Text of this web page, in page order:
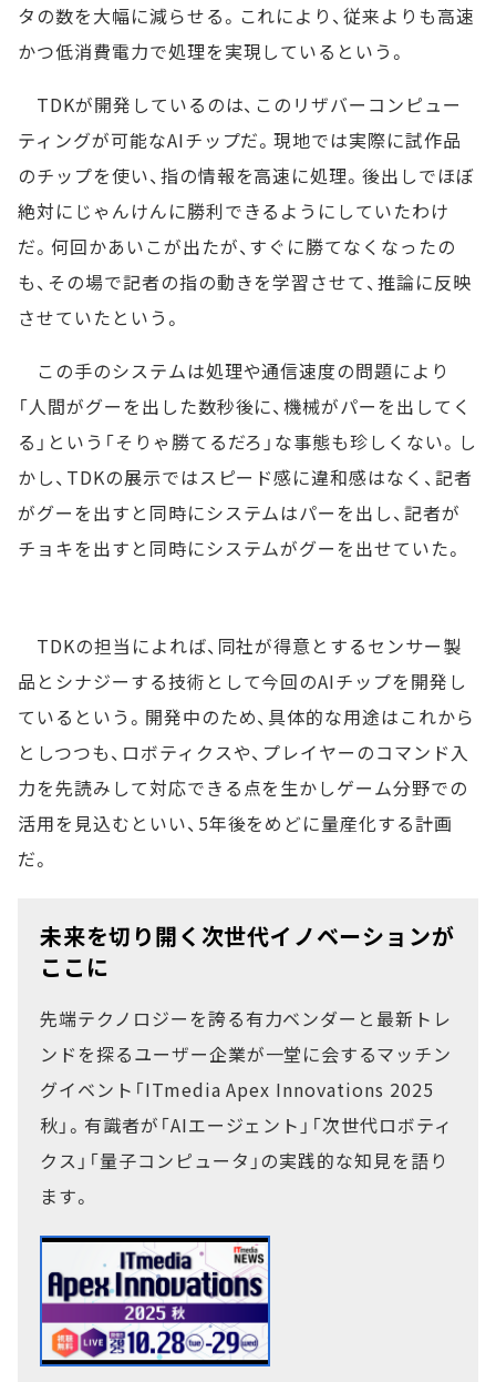
タの数を大幅に減らせる。これにより、従来よりも高速
かつ低消費電力で処理を実現しているという。
TDKが開発しているのは、このリザバーコンピュー
ティングが可能なAIチップだ。現地では実際に試作品
のチップを使い、指の情報を高速に処理。後出しでほぼ
絶対にじゃんけんに勝利できるようにしていたわけ
だ。何回かあいこが出たが、すぐに勝てなくなったの
も、その場で記者の指の動きを学習させて、推論に反映
させていたという。
この手のシステムは処理や通信速度の問題により
「人間がグーを出した数秒後に、機械がパーを出してく
る」という「そりゃ勝てるだろ」な事態も珍しくない。し
かし、TDKの展示ではスピード感に違和感はなく、記者
がグーを出すと同時にシステムはパーを出し、記者が
チョキを出すと同時にシステムがグーを出せていた。
TDKの担当によれば、同社が得意とするセンサー製
品とシナジーする技術として今回のAIチップを開発し
ているという。開発中のため、具体的な用途はこれから
としつつも、ロボティクスや、プレイヤーのコマンド入
力を先読みして対応できる点を生かしゲーム分野での
活用を見込むといい、5年後をめどに量産化する計画
だ。
未来を切り開く次世代イノベーションが
ここに
先端テクノロジーを誇る有力ベンダーと最新トレ
ンドを探るユーザー企業が一堂に会するマッチン
グイベント「ITmedia Apex Innovations 2025
秋」。有識者が「AIエージェント」「次世代ロボティ
クス」「量子コンピュータ」の実践的な知見を語り
ます。